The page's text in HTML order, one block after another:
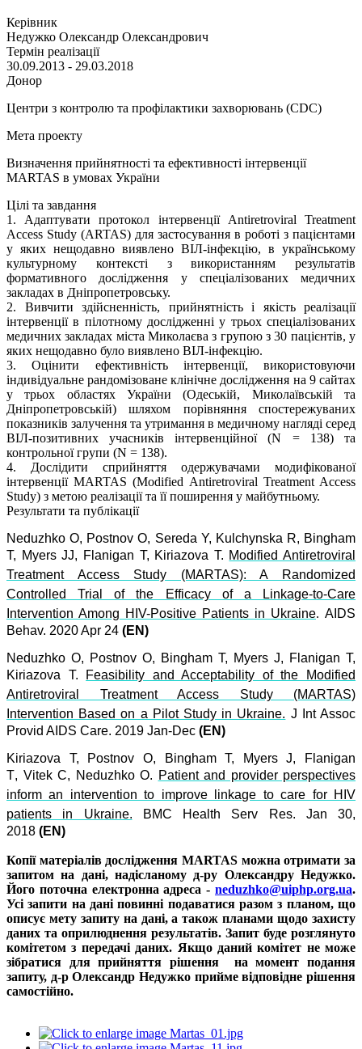
Керівник
Недужко Олександр Олександрович
Термін реалізації
30.09.2013 - 29.03.2018
Донор
Центри з контролю та профілактики захворювань (CDC)
Мета проекту
Визначення прийнятності та ефективності інтервенції
MARTAS в умовах України
Цілі та завдання
1. Адаптувати протокол інтервенції Antiretroviral Treatment
Access Study (ARTAS) для застосування в роботі з пацієнтами
у яких нещодавно виявлено ВІЛ-інфекцію, в українському
культурному контексті з використанням результатів
формативного дослідження у спеціалізованих медичних
закладах в Дніпропетровську.
2. Вивчити здійсненність, прийнятність і якість реалізації
інтервенції в пілотному дослідженні у трьох спеціалізованих
медичних закладах міста Миколаєва з групою з 30 пацієнтів, у
яких нещодавно було виявлено ВІЛ-інфекцію.
3. Оцінити ефективність інтервенції, використовуючи
індивідуальне рандомізоване клінічне дослідження на 9 сайтах
у трьох областях України (Одеській, Миколаївській та
Дніпропетровській) шляхом порівняння спостережуваних
показників залучення та утримання в медичному нагляді серед
ВІЛ-позитивних учасників інтервенційної (N = 138) та
контрольної групи (N = 138).
4. Дослідити сприйняття одержувачами модифікованої
інтервенції MARTAS (Modified Antiretroviral Treatment Access
Study) з метою реалізації та її поширення у майбутньому.
Результати та публікації
Neduzhko O, Postnov O, Sereda Y, Kulchynska R, Bingham
T, Myers JJ, Flanigan T, Kiriazova T. Modified Antiretroviral
Treatment Access Study (MARTAS): A Randomized
Controlled Trial of the Efficacy of a Linkage-to-Care
Intervention Among HIV-Positive Patients in Ukraine. AIDS
Behav. 2020 Apr 24 (EN)
Neduzhko O, Postnov O, Bingham T, Myers J, Flanigan T,
Kiriazova T.
Feasibility and Acceptability of the Modified
Antiretroviral Treatment Access Study (MARTAS)
Intervention Based on a Pilot Study in Ukraine. J Int Assoc
Provid AIDS Care. 2019 Jan-Dec (EN)
Kiriazova T,
Postnov O, Bingham T, Myers J,
Flanigan
T, VitekC, Neduzhko O. Patient and provider perspectives
inform an intervention to improve linkage to care for HIV
patients in Ukraine.
BMC Health Serv Res. Jan 30,
2018 (EN)
Копії матеріалів дослідження MARTAS можна отримати за
запитом на дані, надісланому д-ру Олександру Недужко.
Його поточна електронна адреса - neduzhko@uiphp.org.ua.
Усі запити на дані повинні подаватися разом з планом, що
описує мету запиту на дані, а також планами щодо захисту
даних та оприлюднення результатів. Запит буде розглянуто
комітетом з передачі даних. Якщо даний комітет не може
зібратися для прийняття рішення на момент подання
запиту, д-р Олександр Недужко прийме відповідне рішення
самостійно.